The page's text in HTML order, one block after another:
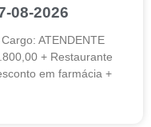
08-2026
ATENDENTE
+ Restaurante
em farmácia +